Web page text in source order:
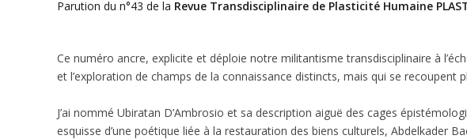
Parution du n°43 de la Revue Transdisciplinaire de Plasticité Humaine
Ce numéro ancre, explicite et déploie notre militantisme transdisciplinaire à
et l’exploration de champs de la connaissance distincts, mais qui se recoupent
J’ai nommé Ubiratan D’Ambrosio et sa description aiguë des cages
esquisse d’une poétique liée à la restauration des biens culturels, Abdelkader